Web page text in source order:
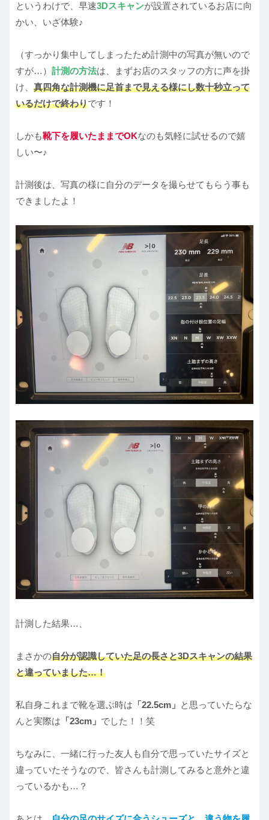
というわけで、早速3Dスキャンが設置されているお店に向
かい、いざ体験♪
（すっかり集中してしまったため計測中の写真が無いので
すが…） 計測の方法は、まずお店のスタッフの方に声を掛
け、 真四角な計測機に足首まで見える様にし数十秒立って
いるだけで終わりです！
しかも靴下を履いたままでOKなのも気軽に試せるので嬉
しい〜♪
計測後は、写真の様に自分のデータを撮らせてもらう事も
できましたよ！
計測した結果…、
まさかの自分が認識していた足の長さと3Dスキャンの結果
と違っていました…！
私自身これまで靴を選ぶ時は 「22.5cm」 と思っていたらな
んと実際は 「23cm」 でした！！笑
ちなみに、一緒に行った友人も自分で思っていたサイズと
違っていたそうなので、皆さんも計測してみると意外と違
っているかも…？